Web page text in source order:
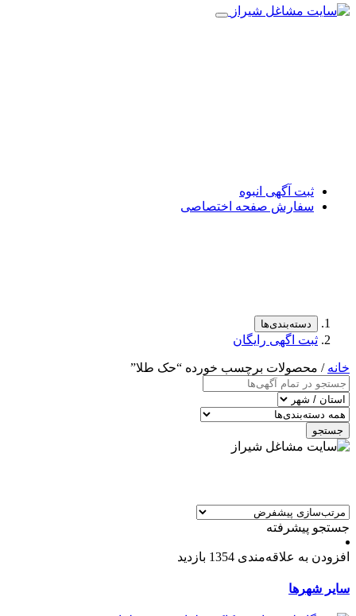
ثبت آگهی انبوه
سفارش صفحه اختصاصی
دسته‌بندی‌ها
ثبت اگهی رایگان
خانه / محصولات برچسب خورده “حک طلا”
جستجو
جستجو پیشرفته
افزودن به علاقه‌مندی 1354 بازدید
سایر شهرها